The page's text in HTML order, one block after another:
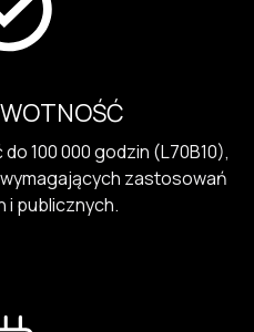
100 000 godzin (L70B10),
zastosowań
i publicznych.